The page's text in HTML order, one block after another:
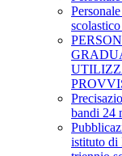
bandi 24
istituto di